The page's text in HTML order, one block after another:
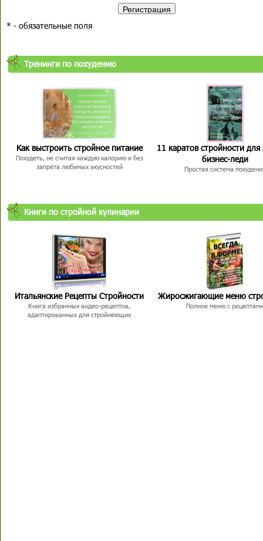
* - обязательные поля
Тренинги по похудению
Как выстроить стройное питание
Похудеть, не считая каждую калорию и без
запрета любимых вкусностей
11 каратов стройности для
бизнес-леди
Простая система
Книги по стройной кулинарии
Итальянские Рецепты Стройности
Книга избранных видео-рецептов,
адаптированных для стройнеющих
Жиросжигающие меню
Полное меню с рецептами